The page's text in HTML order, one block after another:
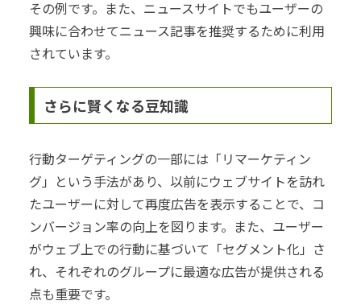
その例です。また、ニュースサイトでもユーザーの
興味に合わせてニュース記事を推奨するために利用
されています。
さらに賢くなる豆知識
行動ターゲティングの一部には「リマーケティン
グ」という手法があり、以前にウェブサイトを訪れ
たユーザーに対して再度広告を表示することで、コ
ンバージョン率の向上を図ります。また、ユーザー
がウェブ上での行動に基づいて「セグメント化」さ
れ、それぞれのグループに最適な広告が提供される
点も重要です。